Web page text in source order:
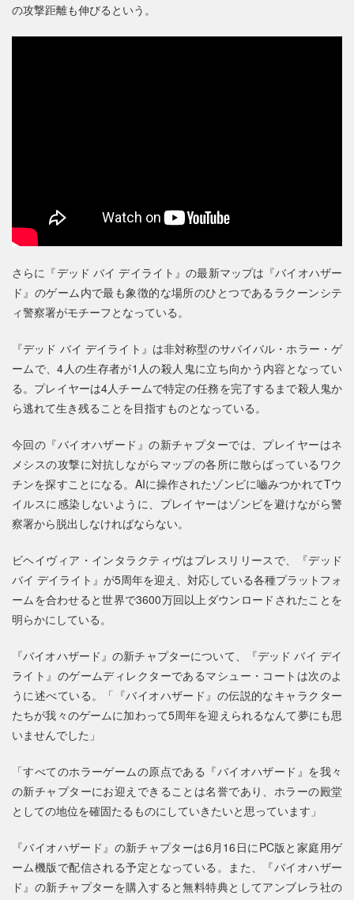
の攻撃距離も伸びるという。
さらに『デッド バイ デイライト』の最新マップは『バイオハザー
ド』のゲーム内で最も象徴的な場所のひとつであるラクーンシテ
ィ警察署がモチーフとなっている。
『デッド バイ デイライト』は非対称型のサバイバル・ホラー・ゲ
ームで、4人の生存者が1人の殺人鬼に立ち向かう内容となってい
る。プレイヤーは4人チームで特定の任務を完了するまで殺人鬼か
ら逃れて生き残ることを目指すものとなっている。
今回の『バイオハザード』の新チャプターでは、プレイヤーはネ
メシスの攻撃に対抗しながらマップの各所に散らばっているワク
チンを探すことになる。AIに操作されたゾンビに嚙みつかれてTウ
イルスに感染しないように、プレイヤーはゾンビを避けながら警
察署から脱出しなければならない。
ビヘイヴィア・インタラクティヴはプレスリリースで、『デッド
バイ デイライト』が5周年を迎え、対応している各種プラットフォ
ームを合わせると世界で3600万回以上ダウンロードされたことを
明らかにしている。
『バイオハザード』の新チャプターについて、『デッド バイ デイ
ライト』のゲームディレクターであるマシュー・コートは次のよ
うに述べている。「『バイオハザード』の伝説的なキャラクター
たちが我々のゲームに加わって5周年を迎えられるなんて夢にも思
いませんでした」
「すべてのホラーゲームの原点である『バイオハザード』を我々
の新チャプターにお迎えできることは名誉であり、ホラーの殿堂
としての地位を確固たるものにしていきたいと思っています」
『バイオハザード』の新チャプターは6月16日にPC版と家庭用ゲ
ーム機版で配信される予定となっている。また、『バイオハザー
ド』の新チャプターを購入すると無料特典としてアンブレラ社の